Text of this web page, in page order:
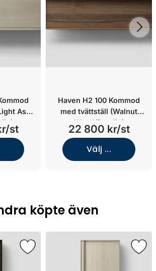
Ash
st
Haven H2 100 Kommod
med tvättställ (Walnut
Wood/Porslin)
22 800 kr/st
Välj ...
köpte även